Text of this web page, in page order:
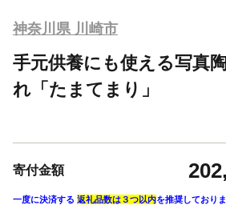
神奈川県 川崎市
手元供養にも使える写真
れ「たまてまり」
寄付金額
一度に決済する 返礼品数は３つ以内を推奨しておりま